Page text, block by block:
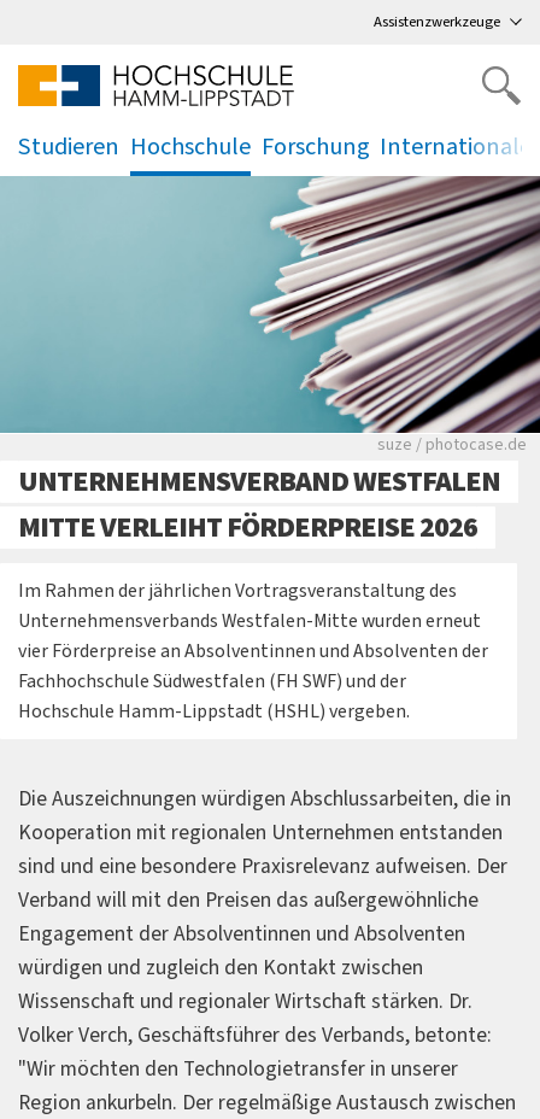
Assistenzwerkzeuge
Studieren
.
Hochschule
.
Forschung
. .
Viele Zeitungen.
suze / photocase.de
UNTERNEHMENSVERBAND WESTFALEN
MITTE VERLEIHT FÖRDERPREISE 2026
Im Rahmen der jährlichen Vortragsveranstaltung des
Unternehmensverbands Westfalen-Mitte wurden erneut
vier Förderpreise an Absolventinnen und Absolventen der
Fachhochschule Südwestfalen (FH SWF) und der
Hochschule Hamm-Lippstadt (HSHL) vergeben.
Die Auszeichnungen würdigen Abschlussarbeiten, die in
Kooperation mit regionalen Unternehmen entstanden
sind und eine besondere Praxisrelevanz aufweisen. Der
Verband will mit den Preisen das außergewöhnliche
Engagement der Absolventinnen und Absolventen
würdigen und zugleich den Kontakt zwischen
Wissenschaft und regionaler Wirtschaft stärken. Dr.
Volker Verch, Geschäftsführer des Verbands, betonte:
"Wir möchten den Technologietransfer in unserer
Region ankurbeln. Der regelmäßige Austausch zwischen